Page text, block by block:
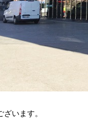
ざいます。